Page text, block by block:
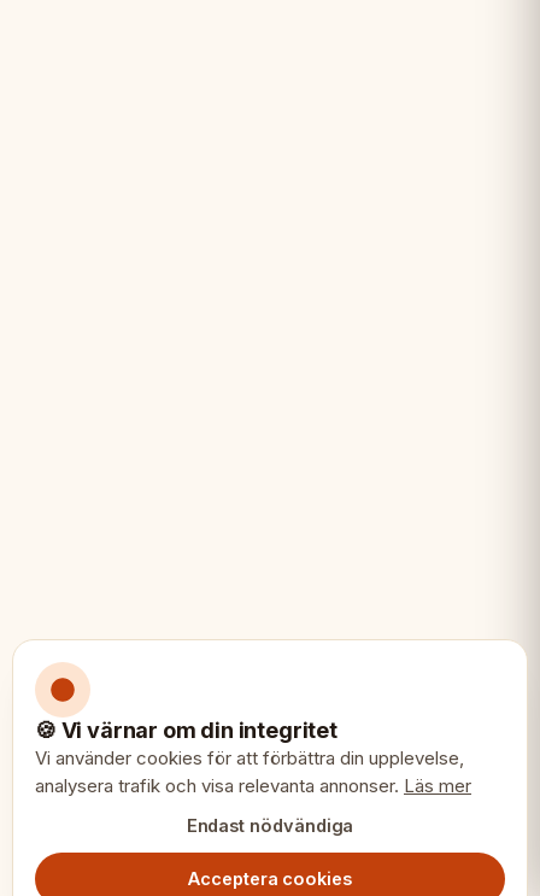
🍪 Vi värnar om din integritet
Vi använder cookies för att förbättra din upplevelse,
analysera trafik och visa relevanta annonser. Läs mer
Endast nödvändiga
Acceptera cookies